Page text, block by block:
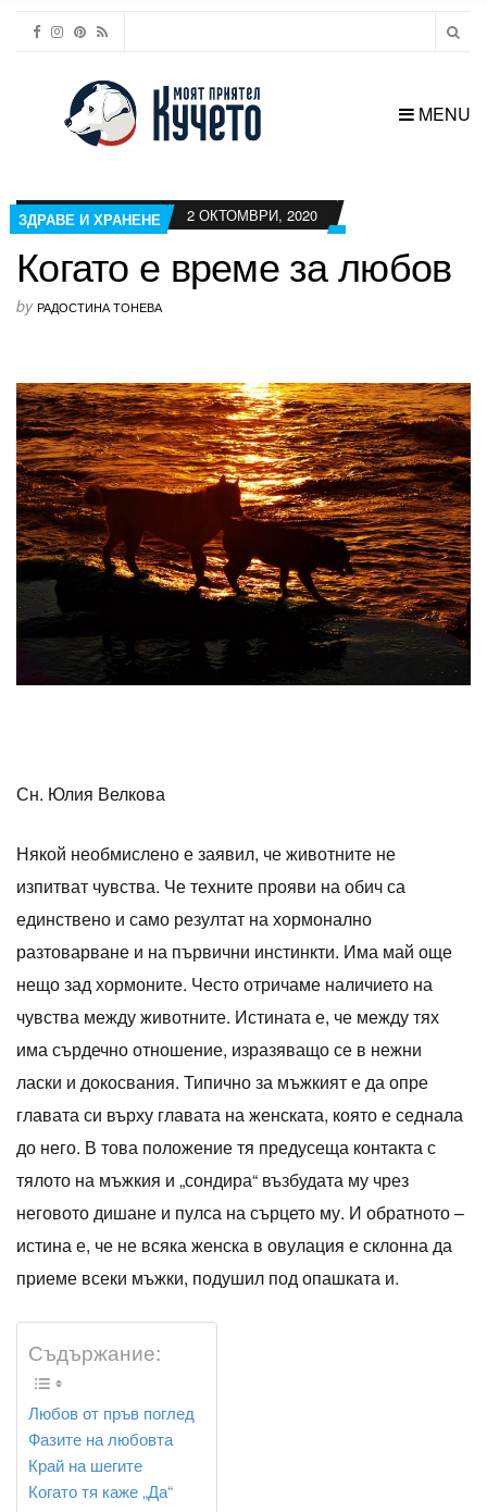
MENU
ЗДРАВЕ И ХРАНЕНЕ 2 ОКТОМВРИ, 2020
Когато е време за любов
by РАДОСТИНА ТОНЕВА
Сн. Юлия Велкова
Някой необмислено е заявил, че животните не
изпитват чувства. Че техните прояви на обич са
единствено и само резултат на хормонално
разтоварване и на първични инстинкти. Има май още
нещо зад хормоните. Често отричаме наличието на
чувства между животните. Истината е, че между тях
има сърдечно отношение, изразяващо се в нежни
ласки и докосвания. Типично за мъжкият е да опре
главата си върху главата на женската, която е седнала
до него. В това положение тя предусеща контакта с
тялото на мъжкия и „сондира“ възбудата му чрез
неговото дишане и пулса на сърцето му. И обратното –
истина е, че не всяка женска в овулация е склонна да
приеме всеки мъжки, подушил под опашката и.
Съдържание:
Любов от пръв поглед
Фазите на любовта
Край на шегите
Когато тя каже „Да“